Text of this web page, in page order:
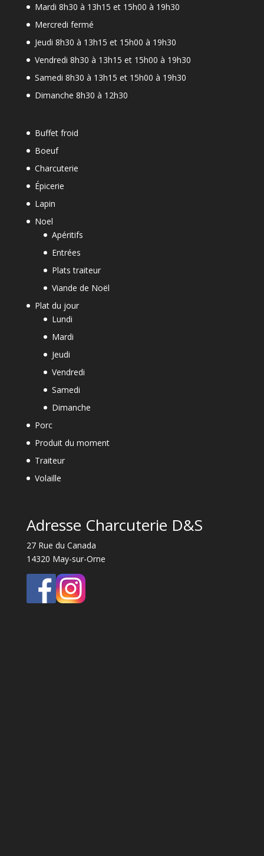
Mardi 8h30 à 13h15 et 15h00 à 19h30
Mercredi fermé
Jeudi 8h30 à 13h15 et 15h00 à 19h30
Vendredi 8h30 à 13h15 et 15h00 à 19h30
Samedi 8h30 à 13h15 et 15h00 à 19h30
Dimanche 8h30 à 12h30
Buffet froid
Boeuf
Charcuterie
Épicerie
Lapin
Noel
Apéritifs
Entrées
Plats traiteur
Viande de Noël
Plat du jour
Lundi
Mardi
Jeudi
Vendredi
Samedi
Dimanche
Porc
Produit du moment
Traiteur
Volaille
Adresse Charcuterie D&S
27 Rue du Canada
14320 May-sur-Orne